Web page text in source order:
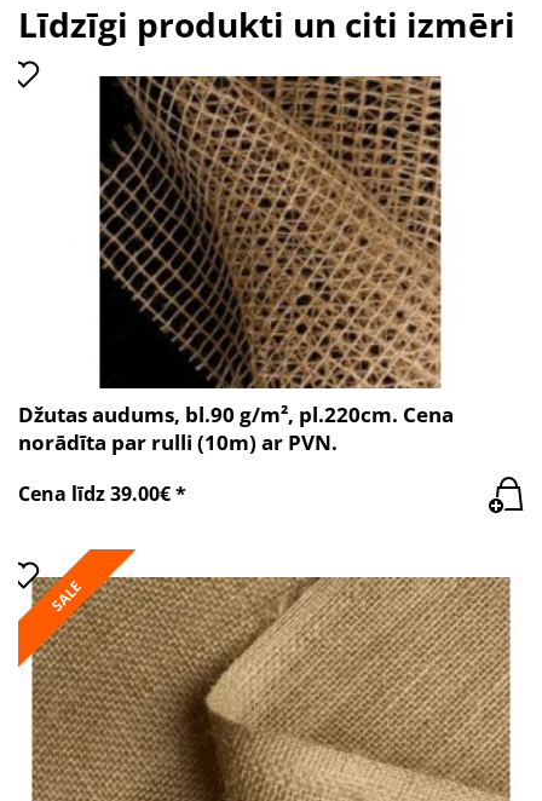
Līdzīgi produkti un citi izmēri
Džutas audums, bl.90 g/m², pl.220cm. Cena
norādīta par rulli (10m) ar PVN.
Cena līdz 39.00€ *
SALE